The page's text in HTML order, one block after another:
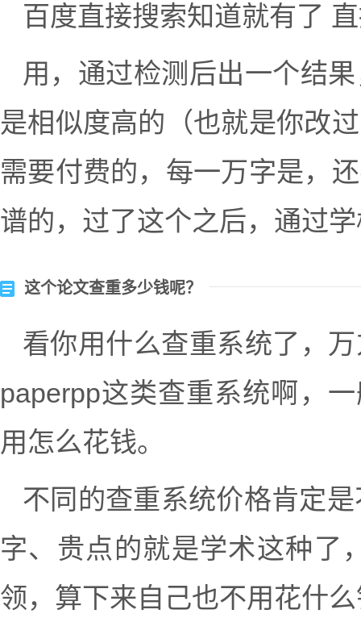
百度直接搜索知道就有了
用，通过检测后出一个结
是相似度高的（也就是你改
需要付费的，每一万字是，
谱的，过了这个之后，通过
这个论文查重多少钱呢？
看你用什么查重系统了，
paperpp这类查重系统啊，
用怎么花钱。
不同的查重系统价格肯定
字、贵点的就是学术这种了
领，算下来自己也不用花什